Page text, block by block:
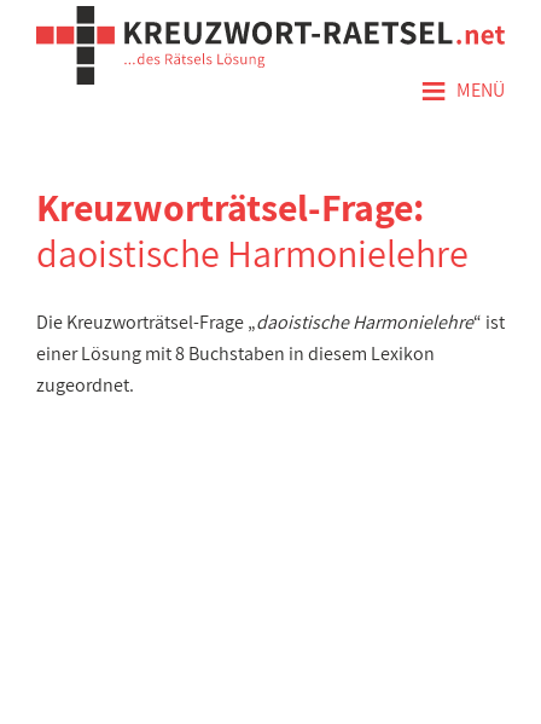
≡ MENÜ
Kreuzworträtsel-Frage:
daoistische Harmonielehre
Die Kreuzworträtsel-Frage „daoistische Harmonielehre“ ist
einer Lösung mit 8 Buchstaben in diesem Lexikon
zugeordnet.